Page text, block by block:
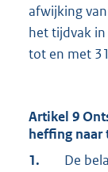
afwijking
het tijdvak
tot en met
Artikel 9
heffing naar
1.
De